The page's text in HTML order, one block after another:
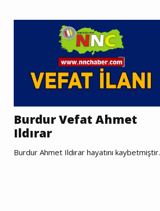
Burdur Vefat Ahmet
Ildırar
Burdur Ahmet Ildırar hayatını kaybetmiştir.